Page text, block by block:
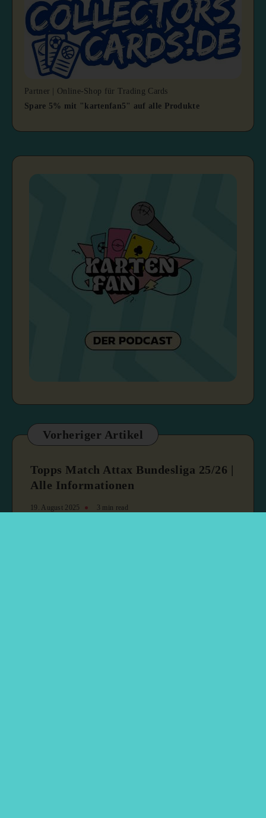
Partner | Online-Shop für Trading Cards
Spare 5% mit "kartenfan5" auf alle Produkte
Vorheriger Artikel
Topps Match Attax Bundesliga 25/26 |
Alle Informationen
19. August 2025 3 min read